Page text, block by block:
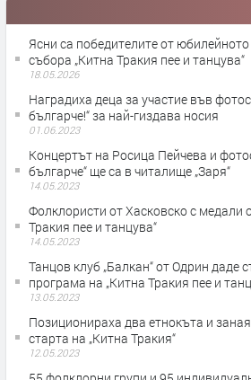
Ясни са победителите от
събора „Китна Тракия пее и танцува“
18.05.2026
Наградиха деца за участие във
българче!“ за най-гиздава носия
01.06.2023
Концертът на Росица Пейчева и
българче“ ще са в читалище „Заря“
14.05.2023
Фолклористи от Хасковско с медали
Тракия пее и танцува“
14.05.2023
Танцов клуб „Балкан“ от Одрин даде
програма на „Китна Тракия пее и
13.05.2023
Позиционираха два етнокъта и
старта на „Китна Тракия“
12.05.2023